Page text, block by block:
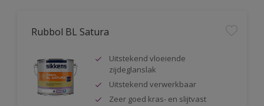
Rubbol BL Satura
Uitstekend vloeiende
zijdeglanslak
Uitstekend verwerkbaar
Zeer goed kras- en slijtvast